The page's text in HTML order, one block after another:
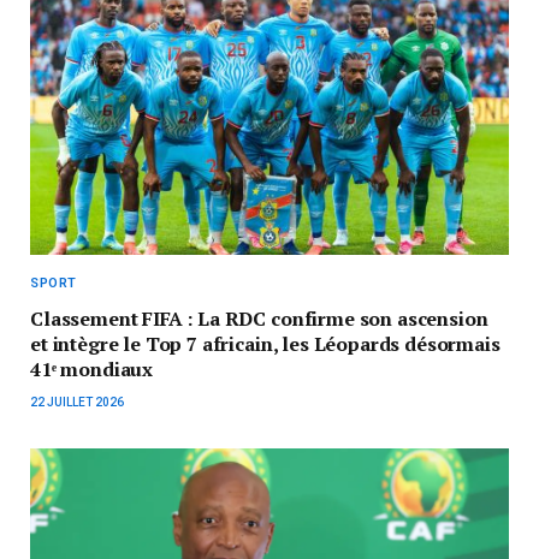
SPORT
Classement FIFA : La RDC confirme son ascension
et intègre le Top 7 africain, les Léopards désormais
41ᵉ mondiaux
22 JUILLET 2026